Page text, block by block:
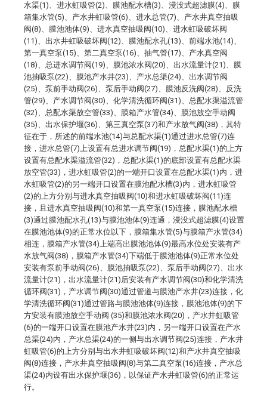
水渠(1)、进水虹吸管(2)、膜池配水槽(3)、浸没式超滤膜(4)、膜
箱集水管(5)、产水井虹吸管(6)、进水总管(7)、产水井真空抽吸
阀(8)、膜池池体(9)、进水真空抽吸阀(10)、进水虹吸破坏阀
(11)、出水井虹吸破坏阀(12)、膜池配水孔(13)、前端水池(14)、
第一真空泵(15)、第二真空泵(16)、抽气管(17)、产水真空阀
(18)、总进水调节阀(19)、膜池浓水阀(20)、出水流量计(21)、膜
池抽吸泵(22)、膜池产水井(23)、产水总渠(24)、出水调节阀
(25)、泵前手动阀(26)、泵后手动阀(27)、膜池反洗阀(28)、反洗
管(29)、产水调节阀(30)、化学清洗循环阀(31)、总配水渠溢流管
(32)、总配水渠放空管(33)、膜箱产水管(34)、膜池放空手动阀
(35)、出水保护堰(36)、第三真空泵(37)和产水放气阀(38)，其特
征在于，所述的前端水池(14)与总配水渠(1)通过进水总管(7)连
接，进水总管(7)上设置有总进水调节阀(19)，总配水渠(1)的上方
设置有总配水渠溢流管(32)，总配水渠(1)的底部设置有总配水渠
放空管(33)，进水虹吸管(2)的一端开口设置在总配水渠(1)内，进
水虹吸管(2)的另一端开口设置在膜池配水槽(3)内，进水虹吸管
(2)的上方分别与进水真空抽吸阀(10)和进水虹吸破坏阀(11)连
接，且进水真空抽吸阀(10)和第一真空泵(15)连接，膜池配水槽
(3)通过膜池配水孔(13)与膜池池体(9)连通，浸没式超滤膜(4)设置
在膜池池体(9)的正常水位以下，膜箱集水管(5)与膜箱产水管(34)
相连，膜箱产水管(34)上端高出膜池池体(9)最高水位处安装有产
水放气阀(38)，膜箱产水管(34)下端低于膜池池体(9)正常水位处
安装有泵前手动阀(26)、膜池抽吸泵(22)、泵后手动阀(27)、出水
流量计(21)，出水流量计(21)后安装有产水调节阀(30)和化学清洗
循环阀(31)，产水调节阀(30)通过管道与膜池产水井(23)连接，化
学清洗循环阀(31)通过管路与膜池池体(9)连接，膜池池体(9)的下
方安装有膜池放空手动阀 (35)和膜池浓水阀(20)，产水井虹吸管
(6)的一端开口设置在膜池产水井(23)内，另一端开口设置在产水
总渠(24)内，产水总渠(24)的一侧与出水调节阀(25)连接，产水井
虹吸管(6)的上方分别与出水井虹吸破坏阀(12)和产水井真空抽吸
阀(8)连接，产水井真空抽吸阀(8)与第二真空泵(16)连接，产水总
渠(24)内设有出水保护堰(36)，以保证产水井虹吸管(6)的正常运
行。